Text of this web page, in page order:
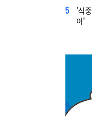
'식
아'
北,
침묵